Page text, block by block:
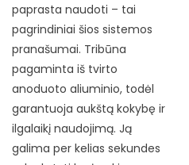
paprasta naudoti – tai
pagrindiniai šios sistemos
pranašumai. Tribūna
pagaminta iš tvirto
anoduoto aliuminio, todėl
garantuoja aukštą kokybę ir
ilgalaikį naudojimą. Ją
galima per kelias sekundes